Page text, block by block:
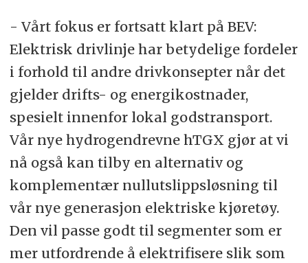
- Vårt fokus er fortsatt klart på BEV:
Elektrisk drivlinje har betydelige fordeler
i forhold til andre drivkonsepter når det
gjelder drifts- og energikostnader,
spesielt innenfor lokal godstransport.
Vår nye hydrogendrevne hTGX gjør at vi
nå også kan tilby en alternativ og
komplementær nullutslippsløsning til
vår nye generasjon elektriske kjøretøy.
Den vil passe godt til segmenter som er
mer utfordrende å elektrifisere slik som